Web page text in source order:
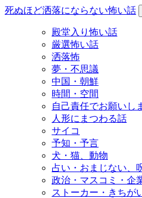
死ぬほど洒落にならない怖い話
殿堂入り怖い話
厳選怖い話
洒落怖
夢・不思議
中国・朝鮮
時間・空間
自己責任でお願いし
人形にまつわる話
サイコ
予知・予言
犬・猫、動物
占い・おまじない、
政治・マスコミ・企
ストーカー・きちが